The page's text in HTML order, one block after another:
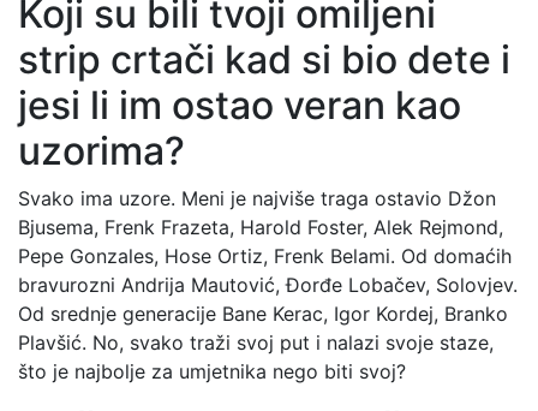
Koji su bili tvoji omiljeni
strip crtači kad si bio dete i
jesi li im ostao veran kao
uzorima?
Svako ima uzore. Meni je najviše traga ostavio Džon
Bjusema, Frenk Frazeta, Harold Foster, Alek Rejmond,
Pepe Gonzales, Hose Ortiz, Frenk Belami. Od domaćih
bravurozni Andrija Mautović, Đorđe Lobačev, Solovjev.
Od srednje generacije Bane Kerac, Igor Kordej, Branko
Plavšić. No, svako traži svoj put i nalazi svoje staze,
što je najbolje za umjetnika nego biti svoj?